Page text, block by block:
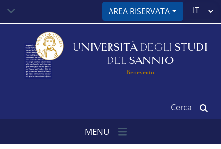
contenuto
AREA RISERVATA
Select
UNIVERSITÀ DEGLI STUDI
DEL SANNIO
Benevento
MENU